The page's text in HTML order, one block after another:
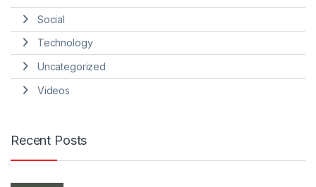
Social
Technology
Uncategorized
Videos
Recent Posts